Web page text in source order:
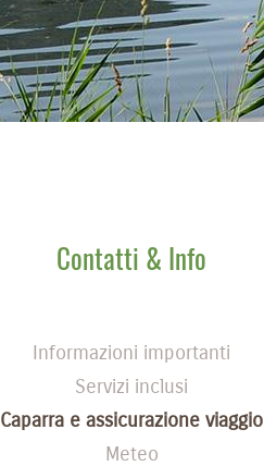
Contatti & Info
Informazioni importanti
Servizi inclusi
Caparra e assicurazione viaggio
Meteo